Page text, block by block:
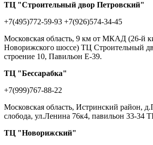
ТЦ "Строительный двор Петровский"
+7(495)772-59-93 +7(926)574-34-45
Московская область, 9 км от МКАД (26-й
Новорижского шоссе) ТЦ Строительный
строение 10, Павильон Е-39.
ТЦ "Бессарабка"
+7(999)767-88-22
Московская область, Истринский район,
слобода, ул.Ленина 76к4, павильон 33-34
ТЦ "Новорижский"